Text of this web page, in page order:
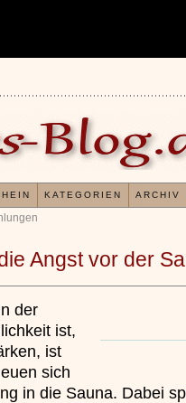
Angst vor der
der
ist,
ist
sich
in die Sauna. Dabei
Erfahrungen mit
KATEGORIEN ARCHIV